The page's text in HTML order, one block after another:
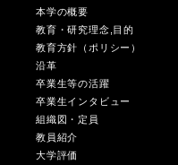
本学の概要
教育・研究理念,目的
教育方針（ポリシー）
沿革
卒業生等の活躍
卒業生インタビュー
組織図・定員
教員紹介
大学評価